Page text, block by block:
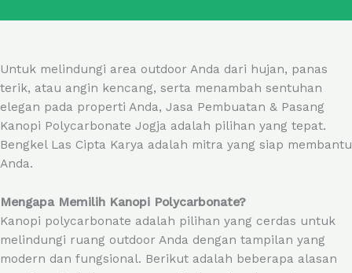
t
o
f
5
Untuk melindungi area outdoor Anda dari hujan, panas
terik, atau angin kencang, serta menambah sentuhan
elegan pada properti Anda, Jasa Pembuatan & Pasang
Kanopi Polycarbonate Jogja adalah pilihan yang tepat.
Bengkel Las Cipta Karya adalah mitra yang siap membantu
Anda.
Mengapa Memilih Kanopi Polycarbonate?
Kanopi polycarbonate adalah pilihan yang cerdas untuk
melindungi ruang outdoor Anda dengan tampilan yang
modern dan fungsional. Berikut adalah beberapa alasan